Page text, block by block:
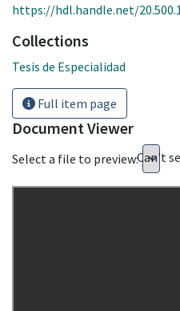
https://hdl.handle.net/
Collections
Tesis de Especialidad
Full item page
Document Viewer
Select a file to preview:Can't